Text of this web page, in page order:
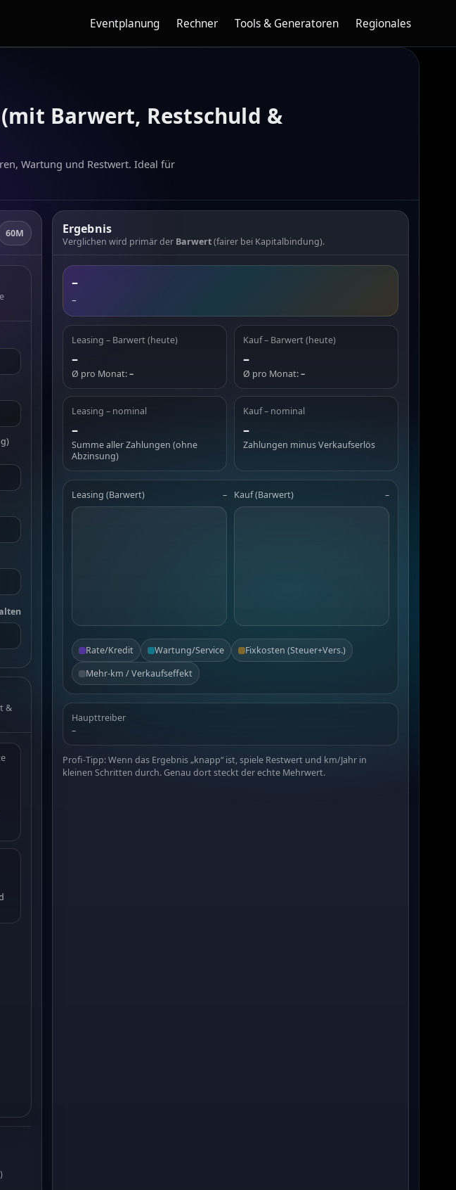
Eventplanung Rechner Tools & Generatoren Regionales
Barwert, Restschuld &
Wartung und Restwert. Ideal für
60M
&
Ergebnis
Verglichen wird primär der Barwert(fairer bei Kapitalbindung).
–
–
Leasing – Barwert (heute)
–
Ø pro Monat:–
Kauf – Barwert (heute)
–
Ø pro Monat:–
Leasing – nominal
–
Summe aller Zahlungen (ohne
Abzinsung)
Kauf – nominal
–
Zahlungen minus Verkaufserlös
Leasing (Barwert) – Kauf (Barwert) –
Rate/Kredit Wartung/Service
Fixkosten (Steuer+Vers.)
Mehr-km / Verkaufseffekt
Haupttreiber
–
Profi-Tipp: Wenn das Ergebnis „knapp“ ist, spiele Restwert und km/Jahr in
kleinen Schritten durch. Genau dort steckt der echte Mehrwert.